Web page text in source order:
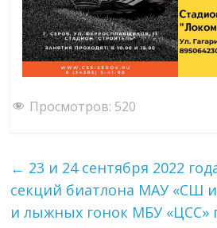
Просмотров: 520
← 23 и 24 сентября 2022
секций биатлона МАУ «СШ
и лыжных гонок МБУ «ЦСС»